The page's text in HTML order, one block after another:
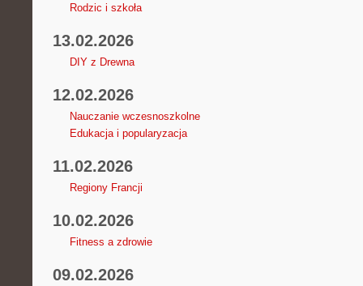
Rodzic i szkoła
13.02.2026
DIY z Drewna
12.02.2026
Nauczanie wczesnoszkolne
Edukacja i popularyzacja
11.02.2026
Regiony Francji
10.02.2026
Fitness a zdrowie
09.02.2026